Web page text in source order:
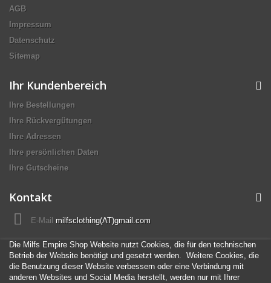
AGB
Impressum
Datenschutz
Sitemap
Ihr Kundenbereich
Ihre Bestellungen
Ihre Rückvergütungen
Ihre Adressen
Ihre persönlichen Daten
Ihre Gutscheine
Kontakt
E-Mail milfsclothing(AT)gmail.com
Die Milfs Empire Shop Website nutzt Cookies, die für den technischen
Betrieb der Website benötigt und gesetzt werden. Weitere Cookies, die
die Benutzung dieser Website verbessern oder eine Verbindung mit
anderen Websites und Social Media herstellt, werden nur mit Ihrer